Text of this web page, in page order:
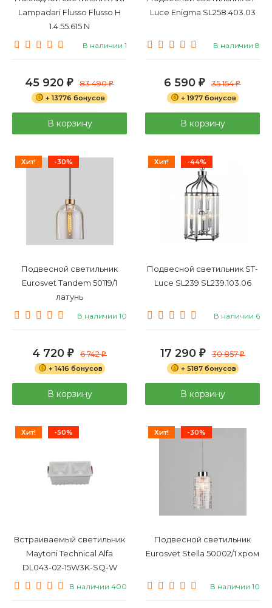
Lampadari Flusso Flusso H
1.4.55.615 N
В наличии 1
45 920 ₽ 83 490₽
+ 13776 бонусов
В корзину
Luce Enigma SL258.403.03
В наличии 8
6 590 ₽ 35 154₽
+ 1977 бонусов
В корзину
Хит! -30%
Подвесной светильник
Eurosvet Tandem 50119/1
латунь
В наличии 10
4 720 ₽ 6 742₽
+ 1416 бонусов
В корзину
Хит! -44%
Подвесной светильник ST-
Luce SL239 SL239.103.06
В наличии 6
17 290 ₽ 30 857₽
+ 5187 бонусов
В корзину
Хит! -50%
Встраиваемый светильник
Maytoni Technical Alfa
DL043-02-15W3K-SQ-W
В наличии 400
Хит! -30%
Подвесной светильник
Eurosvet Stella 50002/1 хром
В наличии 10